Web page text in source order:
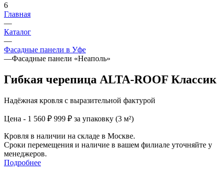
6
Главная
—
Каталог
—
Фасадные панели в Уфе
—Фасадные панели «Неаполь»
Гибкая черепица ALTA-ROOF Классик
Надёжная кровля с выразительной фактурой
Цена - 1 560 ₽ 999 ₽ за упаковку (3 м²)
Кровля в наличии на складе в Москве.
Сроки перемещения и наличие в вашем филиале уточняйте у
менеджеров.
Подробнее